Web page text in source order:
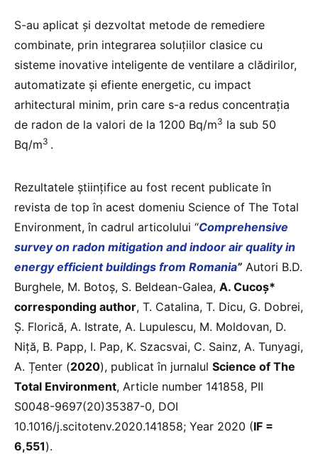
S-au aplicat şi dezvoltat metode de remediere
combinate, prin integrarea soluţiilor clasice cu
sisteme inovative inteligente de ventilare a clădirilor,
automatizate şi efiente energetic, cu impact
arhitectural minim, prin care s-a redus concentraţia
de radon de la valori de la 1200 Bq/m3 la sub 50
Bq/m3 .
Rezultatele ştiinţifice au fost recent publicate în
revista de top în acest domeniu Science of The Total
Environment, în cadrul articolului “Comprehensive
survey on radon mitigation and indoor air quality in
energy efficient buildings from Romania” Autori B.D.
Burghele, M. Botoș, S. Beldean-Galea, A. Cucoș*
corresponding author, T. Catalina, T. Dicu, G. Dobrei,
Ș. Florică, A. Istrate, A. Lupulescu, M. Moldovan, D.
Niță, B. Papp, I. Pap, K. Szacsvai, C. Sainz, A. Tunyagi,
A. Țenter (2020), publicat în jurnalul Science of The
Total Environment, Article number 141858, PII
S0048-9697(20)35387-0, DOI
10.1016/j.scitotenv.2020.141858; Year 2020 (IF =
6,551).